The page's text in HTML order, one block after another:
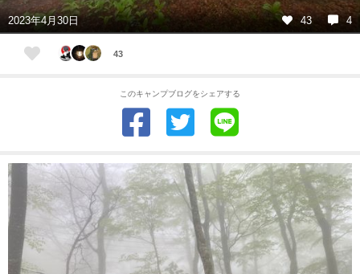
2023年4月30日 43 4
43
このキャンプブログをシェアする